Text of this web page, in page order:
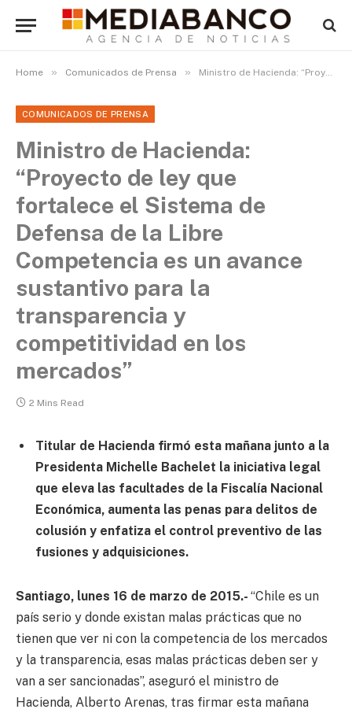
Home » Comunicados de Prensa » Ministro de Hacienda: “Proyecto de ley que fortalece el Sistema de Defensa de la Libre Competencia es un avance sustantivo para la transparencia y competitividad en los mercados”
COMUNICADOS DE PRENSA
Ministro de Hacienda:
“Proyecto de ley que
fortalece el Sistema de
Defensa de la Libre
Competencia es un avance
sustantivo para la
transparencia y
competitividad en los
mercados”
2 Mins Read
Titular de Hacienda firmó esta mañana junto a la
Presidenta Michelle Bachelet la iniciativa legal
que eleva las facultades de la Fiscalía Nacional
Económica, aumenta las penas para delitos de
colusión y enfatiza el control preventivo de las
fusiones y adquisiciones.
Santiago, lunes 16 de marzo de 2015.- “Chile es un
país serio y donde existan malas prácticas que no
tienen que ver ni con la competencia de los mercados
y la transparencia, esas malas prácticas deben ser y
van a ser sancionadas”, aseguró el ministro de
Hacienda, Alberto Arenas, tras firmar esta mañana